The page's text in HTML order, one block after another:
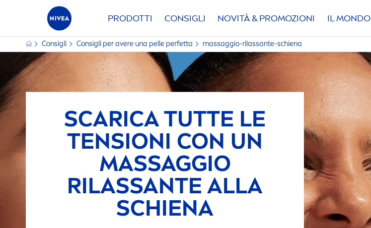
PRODOTTI CONSIGLI NOVITÀ & PROMOZIONI IL MONDO
Consigli Consigli per avere una pelle perfetta massaggio-rilassante-schiena
SCARICA TUTTE LE
TENSIONI CON UN
MASSAGGIO
RILASSANTE ALLA
SCHIENA